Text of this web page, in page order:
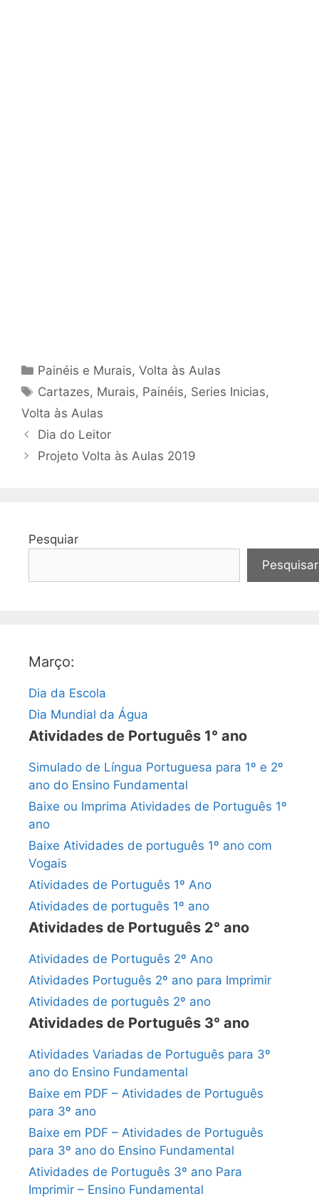
Categorias
Painéis e Murais,Volta às Aulas
Tags
Cartazes, Murais, Painéis, Series Inicias,
Volta às Aulas
Dia do Leitor
Projeto Volta às Aulas 2019
Pesquiar
Pesquisar
Março:
Dia da Escola
Dia Mundial da Água
Atividades de Português 1° ano
Simulado de Língua Portuguesa para 1º e 2º
ano do Ensino Fundamental
Baixe ou Imprima Atividades de Português 1º
ano
Baixe Atividades de português 1º ano com
Vogais
Atividades de Português 1º Ano
Atividades de português 1º ano
Atividades de Português 2° ano
Atividades de Português 2º Ano
Atividades Português 2º ano para Imprimir
Atividades de português 2º ano
Atividades de Português 3° ano
Atividades Variadas de Português para 3º
ano do Ensino Fundamental
Baixe em PDF – Atividades de Português
para 3º ano
Baixe em PDF – Atividades de Português
para 3º ano do Ensino Fundamental
Atividades de Português 3º ano Para
Imprimir – Ensino Fundamental